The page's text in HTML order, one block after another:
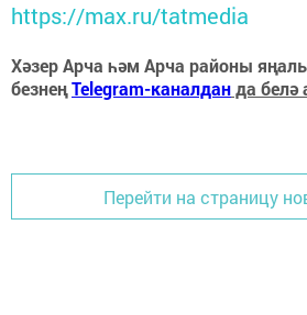
https://max.ru/tatmedia
Хәзер Арча һәм Арча районы
безнеңTelegram-каналданда белә
Перейти на страницу